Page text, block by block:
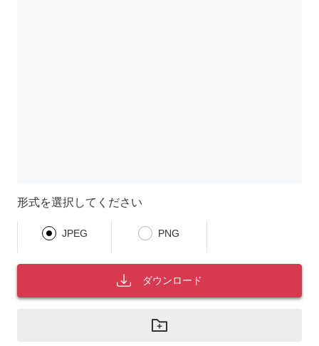
形式を選択してください
JPEG PNG
ダウンロード